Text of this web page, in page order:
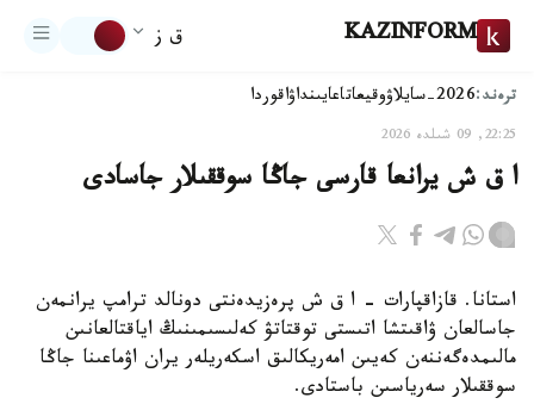
KAZINFORM ق ز
ترەند:2026-سايلاۋ وقيعاتاعايىنداۋاقوردا
22:25, 09 شىلدە 2026
ا ق ش يرانعا قارسى جاڭا سوققىلار جاسادى
استانا. قازاقپارات – ا ق ش پرەزيدەنتى دونالد ترامپ يرانمەن
جاسالعان ۋاقىتشا اتىستى توقتاتۋ كەلىسىمىنىڭ اياقتالعانىن
مالىمدەگەننەن كەيىن امەريكالىق اسكەريلەر يران اۋماعىنا جاڭا
سوققىلار سەرياسىن باستادى.